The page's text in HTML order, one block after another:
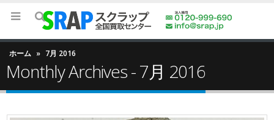
ホーム » 7月 2016
Monthly Archives - 7月 2016